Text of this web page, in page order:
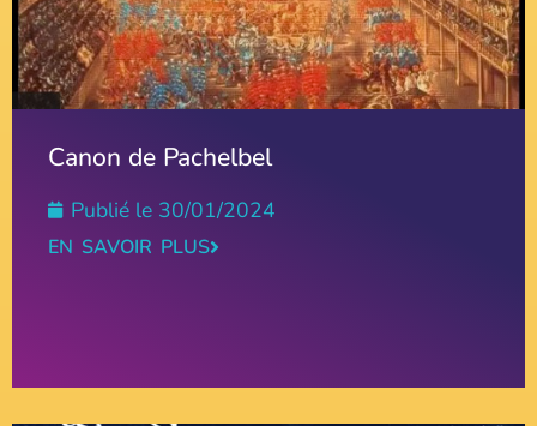
Canon de Pachelbel
Publié le 30/01/2024
EN SAVOIR PLUS